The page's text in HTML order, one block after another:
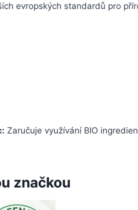
evropských standardů pro
Zaručuje využívání BIO
značkou